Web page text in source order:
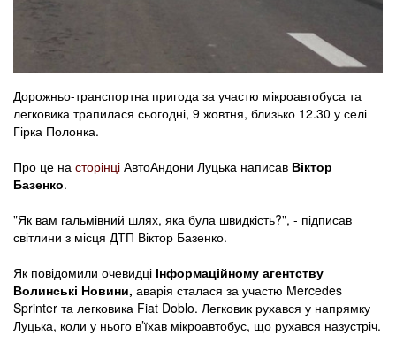
Дорожньо-транспортна пригода за участю мікроавтобуса та
легковика трапилася сьогодні, 9 жовтня, близько 12.30 у селі
Гірка Полонка.
Про це на сторінці АвтоАндони Луцька написав Віктор
Базенко.
"Як вам гальмівний шлях, яка була швидкість?", - підписав
світлини з місця ДТП Віктор Базенко.
Як повідомили очевидці Інформаційному агентству
Волинські Новини, аварія сталася за участю Mercedes
Sprinter та легковика Fiat Doblo. Легковик рухався у напрямку
Луцька, коли у нього в’їхав мікроавтобус, що рухався назустріч.